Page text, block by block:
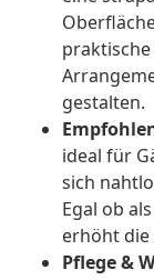
gestalten.
ideal für
sich
Egal ob
erhöht die
Pflege &